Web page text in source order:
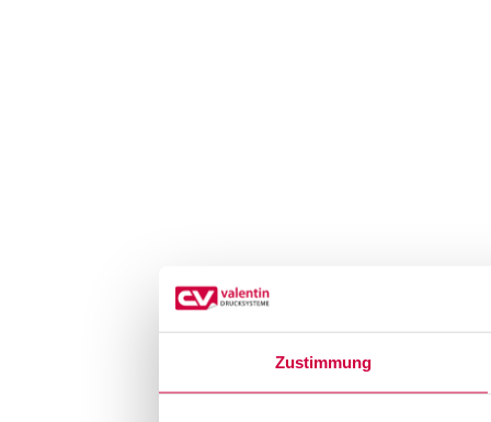
Zustimmung